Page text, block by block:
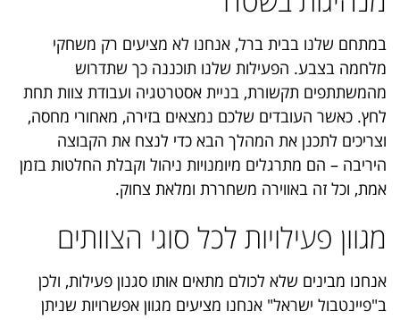
במתחם שלנו בבית ברל, אנחנו לא מציעים רק משחקי
מלחמה בצבע. הפעילות שלנו תוכננה כך שתדרוש
מהמשתתפים תקשורת, בניית אסטרטגיה ועבודת צוות תחת
לחץ. כאשר העובדים שלכם נמצאים בזירה, מאחורי מחסה,
וצריכים לתכנן את המהלך הבא כדי לנצח את הקבוצה
היריבה – הם מתרגלים מיומנויות ניהול וקבלת החלטות בזמן
אמת, וכל זה באווירה משחררת ומלאת צחוק.
מגוון פעילויות לכל סוגי הצוותים
אנחנו מבינים שלא לכולם מתאים אותו סגנון פעילות, ולכן
ב"פיינטבול ישראל" אנחנו מציעים מגוון אפשרויות שניתן